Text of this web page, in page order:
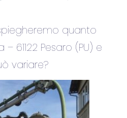
quanto
61122 Pesaro (PU) e
variare?